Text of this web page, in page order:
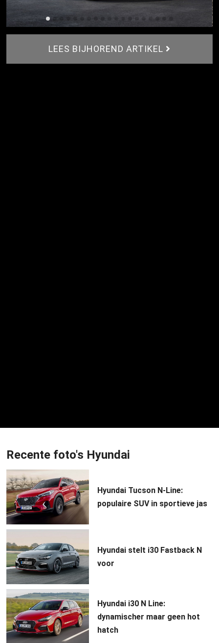
LEES BIJHOREND ARTIKEL
Recente foto's Hyundai
Hyundai Tucson N-Line:
populaire SUV in sportieve jas
Hyundai stelt i30 Fastback N
voor
Hyundai i30 N Line:
dynamischer maar geen hot
hatch